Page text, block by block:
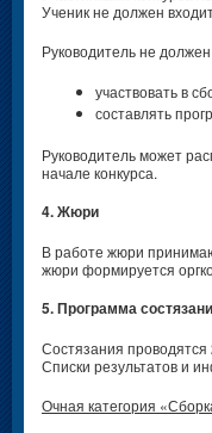
Ученик не должен
Руководитель не
участвовать в
составлять
Руководитель может
начале конкурса.
4. Жюри
В работе жюри
жюри формируется
5. Программа
Состязания проводятся
Списки результатов и
Очная категория